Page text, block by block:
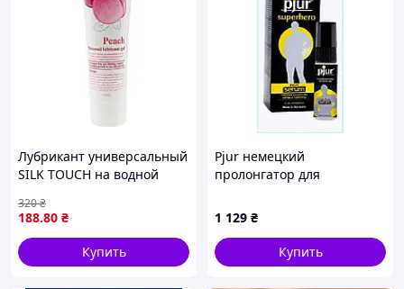
Лубрикант универсальный
SILK TOUCH на водной
188.80 ₴
320₴
Купить
Pjur немецкий
пролонгатор для
K12P55414
1 129 ₴
Купить